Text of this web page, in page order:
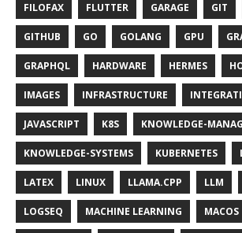
FILOFAX FLUTTER GARAGE GIT
GITHUB GO GOLANG GPU
GRAPHQL HARDWARE HERMES
IMAGES INFRASTRUCTURE
JAVASCRIPT K8S KNOWLEDGE-
KNOWLEDGE-SYSTEMS KUBERNETES
LATEX LINUX LLAMA.CPP LLM
LOGSEQ MACHINE LEARNING MACOS